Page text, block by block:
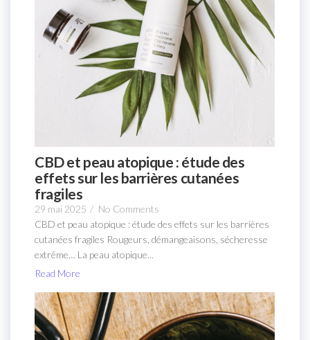
CBD et peau atopique : étude des
effets sur les barrières cutanées
fragiles
29 mai 2025 / No Comments
CBD et peau atopique : étude des effets sur les barrières
cutanées fragiles Rougeurs, démangeaisons, sécheresse
extrême… La peau atopique...
Read More